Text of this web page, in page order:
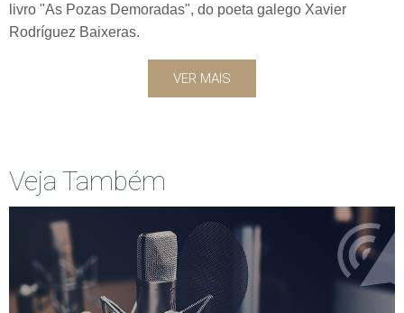
livro "As Pozas Demoradas", do poeta galego Xavier
Rodríguez Baixeras.
VER MAIS
Veja Também